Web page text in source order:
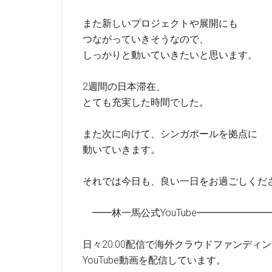
また新しいプロジェクトや展開にも
つながっていきそうなので、
しっかりと動いていきたいと思います。
2週間の日本滞在、
とても充実した時間でした。
また次に向けて、シンガポールを拠点に
動いていきます。
それでは今日も、良い一日をお過ごしくだ
━━林一馬公式
日々20:00配信で海外クラウドファンディ
YouTube動画を配信しています。